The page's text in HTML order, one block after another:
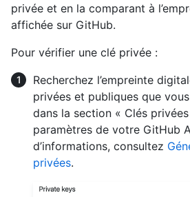
privée et en la comparant à
affichée sur GitHub.
Pour vérifier une clé privée :
Recherchez l’empreinte
privées et publiques que
dans la section « Clés
paramètres de votre GitHub
d’informations, consultez
privées.